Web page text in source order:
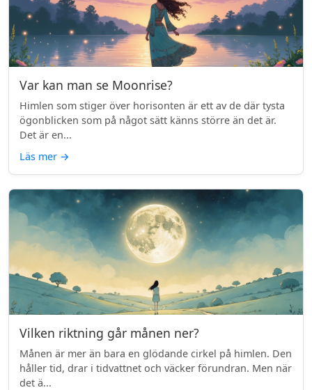
Var kan man se Moonrise?
Himlen som stiger över horisonten är ett av de där tysta
ögonblicken som på något sätt känns större än det är.
Det är en...
Läs mer →
Vilken riktning går månen ner?
Månen är mer än bara en glödande cirkel på himlen. Den
håller tid, drar i tidvattnet och väcker förundran. Men när
det ä...